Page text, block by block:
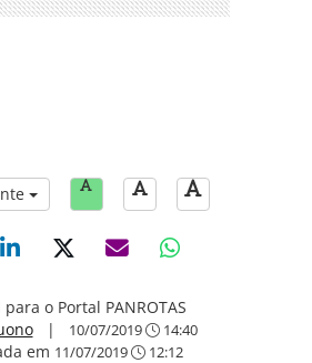
para o Portal PANROTAS
| 10/07/2019 14:40
em 11/07/2019 12:12